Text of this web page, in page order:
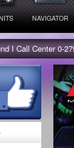
NAVIGATOR
I Call Center 0-